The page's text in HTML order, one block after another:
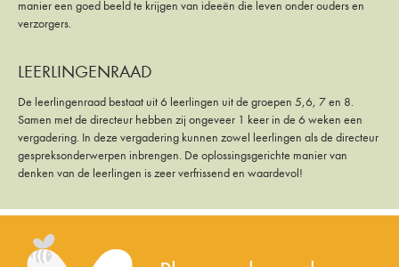
manier een goed beeld te krijgen van ideeën die leven onder ouders en
verzorgers.
LEERLINGENRAAD
De leerlingenraad bestaat uit 6 leerlingen uit de groepen 5,6, 7 en 8.
Samen met de directeur hebben zij ongeveer 1 keer in de 6 weken een
vergadering. In deze vergadering kunnen zowel leerlingen als de directeur
gespreksonderwerpen inbrengen. De oplossingsgerichte manier van
denken van de leerlingen is zeer verfrissend en waardevol!